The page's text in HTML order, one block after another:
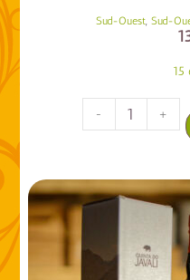
Sud-Ouest, Sud-
15
- +